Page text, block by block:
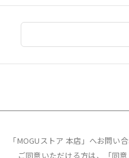
「MOGUストア 本店」へお問い
ご同意いただける方は、「同